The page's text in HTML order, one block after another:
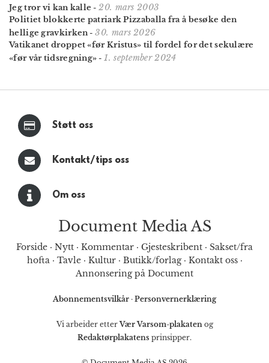
Jeg tror vi kan kalle -20. mars 2003
Politiet blokkerte patriark Pizzaballa fra å besøke den
hellige gravkirken-30. mars 2026
Vatikanet droppet «før Kristus» til fordel for det sekulære
«før vår tidsregning» -1. september 2024
Støtt oss
Kontakt/tips oss
Om oss
Document Media AS
Forside · Nytt · Kommentar · Gjesteskribent · Sakset/fra
hofta· Tavle· Kultur· Butikk/forlag· Kontakt oss·
Annonsering på Document
Abonnementsvilkår · Personvernerklæring
Vi arbeider etterVær Varsom-plakatenog
Redaktørplakatens prinsipper.